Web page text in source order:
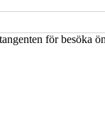
för besöka